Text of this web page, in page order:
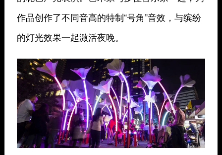
作品创作了不同音高的特制“号角”音效，与缤纷
的灯光效果一起激活夜晚。